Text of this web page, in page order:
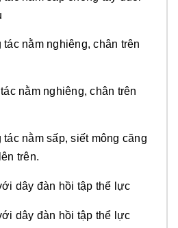
nằm nghiêng, chân trên
nằm nghiêng, chân trên
nằm sấp, siết mông căng
trên.